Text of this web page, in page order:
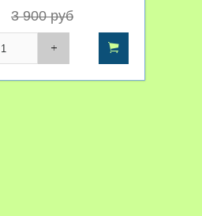
3 900 руб